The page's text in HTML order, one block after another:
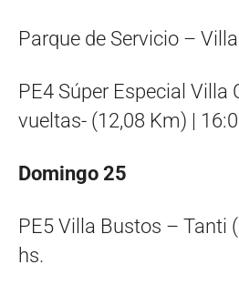
Parque de Servicio –
PE4 Súper Especial Villa
vueltas- (12,08 Km) |
Domingo 25
PE5 Villa Bustos – Tanti
hs.